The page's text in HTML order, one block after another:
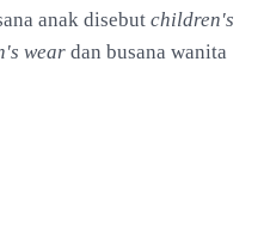
anak disebut children's
wear dan busana wanita